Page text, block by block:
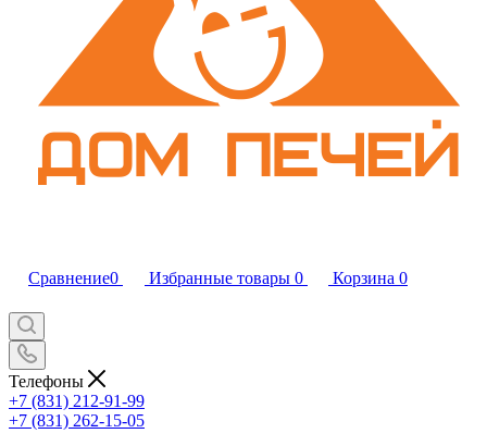
Сравнение0 Избранные товары 0 Корзина 0
Телефоны
+7 (831) 212-91-99
+7 (831) 262-15-05